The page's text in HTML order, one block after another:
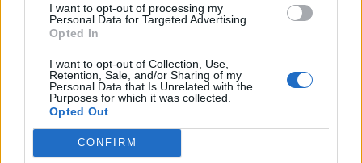
I want to opt-out of processing my
Personal Data for Targeted Advertising.
Opted In
I want to opt-out of Collection, Use,
Retention, Sale, and/or Sharing of my
Personal Data that Is Unrelated with the
Purposes for which it was collected.
Opted Out
CONFIRM
GLOBÁL
Megérkeztek a felvételek a dróntámadás
után: súlyos sérüléseket szerzett az oroszok
által eltalált hajó